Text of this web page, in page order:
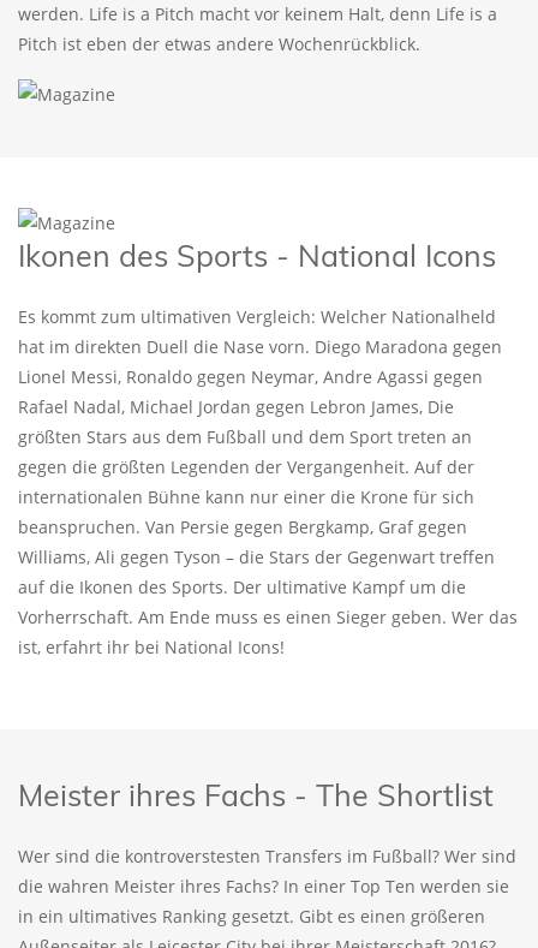
werden. Life is a Pitch macht vor keinem Halt, denn Life is a
Pitch ist eben der etwas andere Wochenrückblick.
Ikonen des Sports - National Icons
Es kommt zum ultimativen Vergleich: Welcher Nationalheld
hat im direkten Duell die Nase vorn. Diego Maradona gegen
Lionel Messi, Ronaldo gegen Neymar, Andre Agassi gegen
Rafael Nadal, Michael Jordan gegen Lebron James, Die
größten Stars aus dem Fußball und dem Sport treten an
gegen die größten Legenden der Vergangenheit. Auf der
internationalen Bühne kann nur einer die Krone für sich
beanspruchen. Van Persie gegen Bergkamp, Graf gegen
Williams, Ali gegen Tyson – die Stars der Gegenwart treffen
auf die Ikonen des Sports. Der ultimative Kampf um die
Vorherrschaft. Am Ende muss es einen Sieger geben. Wer das
ist, erfahrt ihr bei National Icons!
Meister ihres Fachs - The Shortlist
Wer sind die kontroverstesten Transfers im Fußball? Wer sind
die wahren Meister ihres Fachs? In einer Top Ten werden sie
in ein ultimatives Ranking gesetzt. Gibt es einen größeren